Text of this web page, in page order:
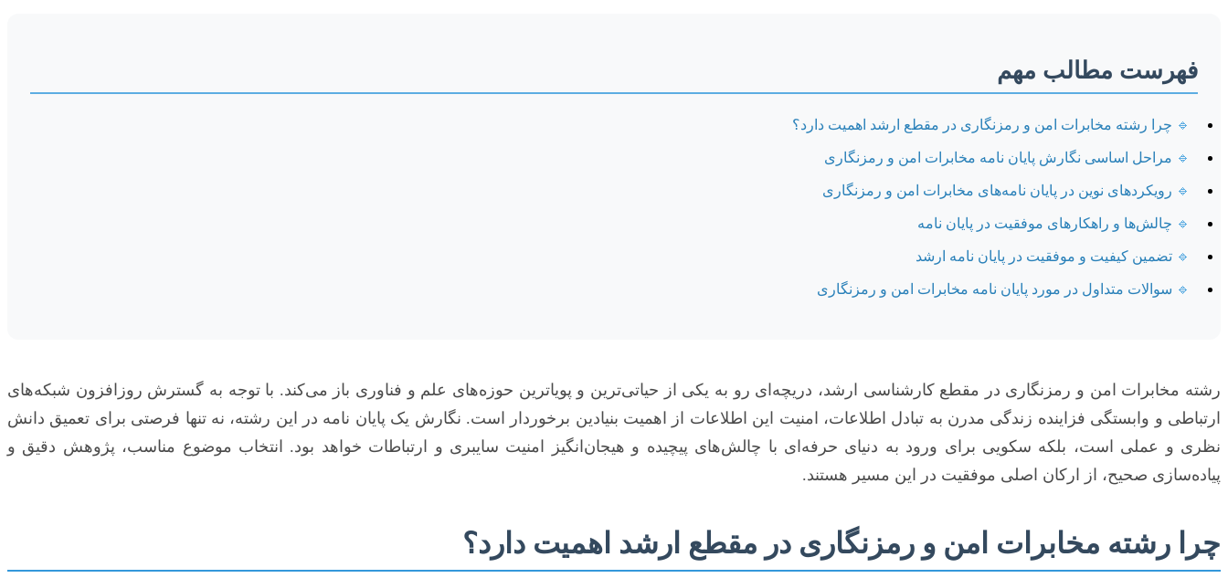
فهرست مطالب مهم
🔹 چرا رشته مخابرات امن و رمزنگاری در مقطع ارشد اهمیت دارد؟
🔹 مراحل اساسی نگارش پایان نامه مخابرات امن و رمزنگاری
🔹 رویکردهای نوین در پایان نامه‌های مخابرات امن و رمزنگاری
🔹 چالش‌ها و راهکارهای موفقیت در پایان نامه
🔹 تضمین کیفیت و موفقیت در پایان نامه ارشد
🔹 سوالات متداول در مورد پایان نامه مخابرات امن و رمزنگاری
رشته مخابرات امن و رمزنگاری در مقطع کارشناسی ارشد، دریچه‌ای رو به یکی از حیاتی‌ترین و پویاترین حوزه‌های علم و فناوری باز می‌کند. با توجه به گسترش روزافزون شبکه‌های
ارتباطی و وابستگی فزاینده زندگی مدرن به تبادل اطلاعات، امنیت این اطلاعات از اهمیت بنیادین برخوردار است. نگارش یک پایان نامه در این رشته، نه تنها فرصتی برای تعمیق دانش
نظری و عملی است، بلکه سکویی برای ورود به دنیای حرفه‌ای با چالش‌های پیچیده و هیجان‌انگیز امنیت سایبری و ارتباطات خواهد بود. انتخاب موضوع مناسب، پژوهش دقیق و
پیاده‌سازی صحیح، از ارکان اصلی موفقیت در این مسیر هستند.
چرا رشته مخابرات امن و رمزنگاری در مقطع ارشد اهمیت دارد؟